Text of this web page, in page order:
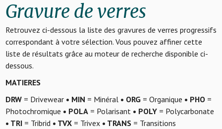
Gravure de verres
Retrouvez ci-dessous la liste des gravures de verres progressifs
correspondant à votre sélection. Vous pouvez affiner cette
liste de résultats grâce au moteur de recherche disponible ci-
dessous.
MATIERES
DRW= Drivewear • MIN = Minéral • ORG= Organique • PHO=
Photochromique • POLA= Polarisant • POLY= Polycarbonate
• TRI= Tribrid • TVX= Trivex • TRANS= Transitions